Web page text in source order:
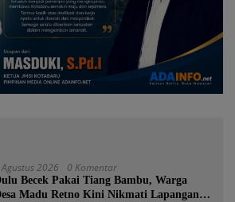
2026 0 Komentar
Becek Pakai Tiang Bambu, Warga
Madu Retno Kini Nikmati Lapangan